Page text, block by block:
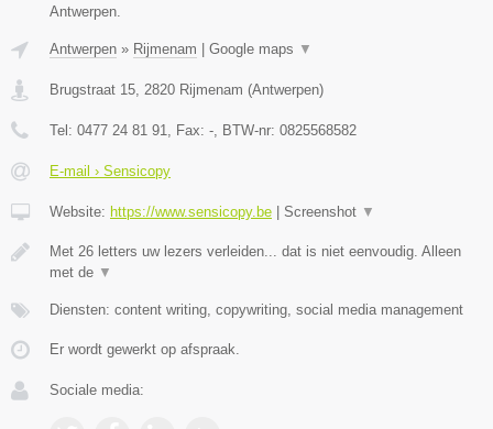
Antwerpen.
Antwerpen » Rijmenam | Google maps ▼
Brugstraat 15 2820 Rijmenam (Antwerpen)
Tel: 0477 24 81 91 , Fax: - , BTW-nr: 0825568582
E-mail › Sensicopy
Website: https://www.sensicopy.be | Screenshot ▼
Met 26 letters uw lezers verleiden... dat is niet eenvoudig. Alleen
met de ▼
Diensten: content writing, copywriting, social media management
Er wordt gewerkt op afspraak.
Sociale media: